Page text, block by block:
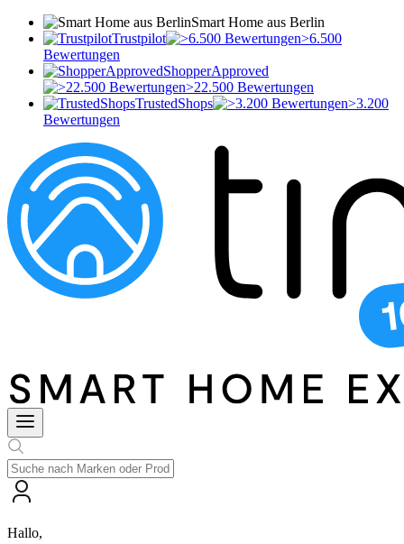
Smart Home aus Berlin
Trustpilot
>6.500
Bewertungen
ShopperApproved
>22.500 Bewertungen
TrustedShops
>3.200
Bewertungen
Hallo,